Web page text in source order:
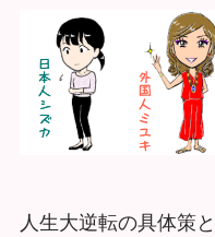
人生大逆転の具体策